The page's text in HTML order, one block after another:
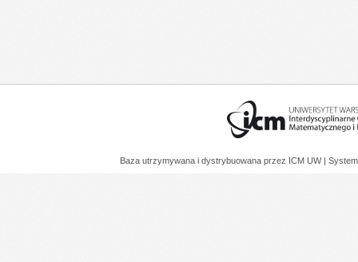
Baza utrzymywana i dystrybuowana przez ICM UW |